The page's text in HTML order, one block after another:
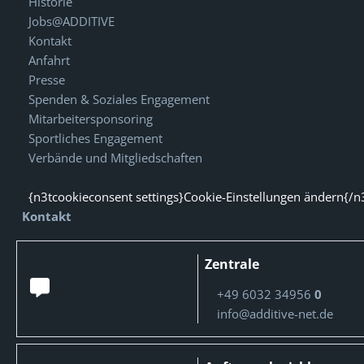
Jobs@ADDITIVE
Kontakt
Anfahrt
Presse
Spenden & Soziales Engagement
Mitarbeitersponsoring
Sportliches Engagement
Verbände und Mitgliedschaften
{n3tcookieconsent settings}Cookie-Einstellungen ändern{/
Kontakt
Zentrale
+49 6032 349560
info@additive-net.de